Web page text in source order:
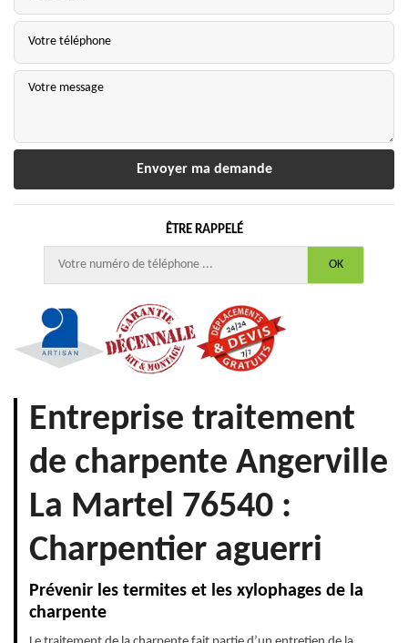
ÊTRE RAPPELÉ
Entreprise traitement
de charpente Angerville
La Martel 76540 :
Charpentier aguerri
Prévenir les termites et les xylophages de la
charpente